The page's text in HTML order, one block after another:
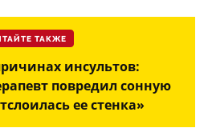
ТАКЖЕ
инсультов:
повредил сонную
ее стенка»